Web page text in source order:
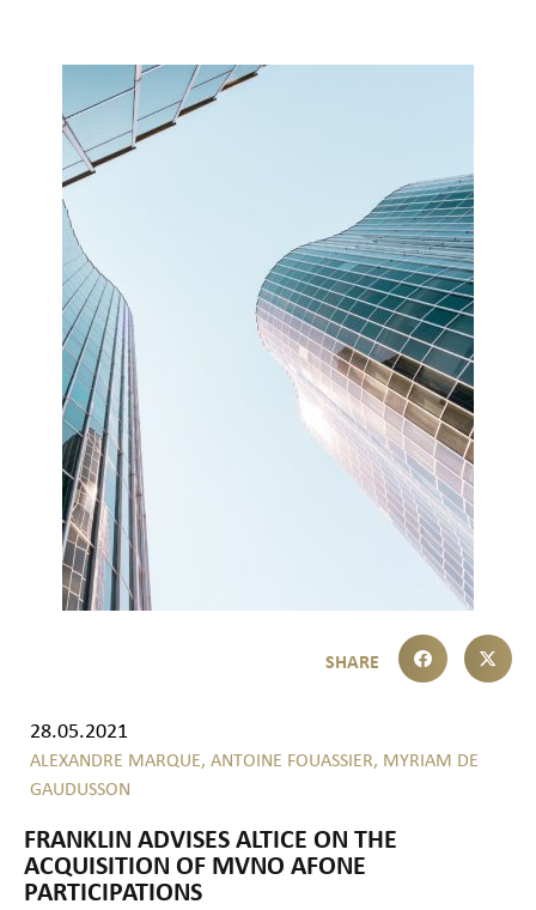
28.05.2021
ALEXANDRE MARQUE, ANTOINE FOUASSIER, MYRIAM DE
GAUDUSSON
FRANKLIN ADVISES ALTICE ON THE
ACQUISITION OF MVNO AFONE
PARTICIPATIONS